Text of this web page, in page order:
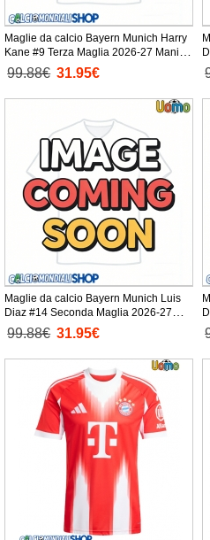
Maglie da calcio Bayern Munich Harry
Kane #9 Terza Maglia 2026-27 Manica
Corta
99.88€ 31.95€
Maglie da calcio Bayern Munich Luis
Diaz #14 Seconda Maglia 2026-27
Manica Corta
99.88€ 31.95€